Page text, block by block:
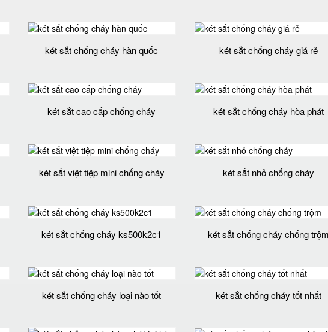
két sắt chống cháy hàn quốc két sắt chống cháy giá rẻ
két sắt cao cấp chống cháy két sắt chống cháy hòa phát
két sắt việt tiệp mini chống cháy két sắt nhỏ chống cháy
két sắt chống cháy ks500k2c1 két sắt chống cháy chống trộm
két sắt chống cháy loại nào tốt két sắt chống cháy tốt nhất